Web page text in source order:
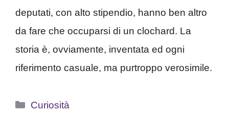
deputati, con alto stipendio, hanno ben altro
da fare che occuparsi di un clochard. La
storia è, ovviamente, inventata ed ogni
riferimento casuale, ma purtroppo verosimile.
Categorie
Curiosità